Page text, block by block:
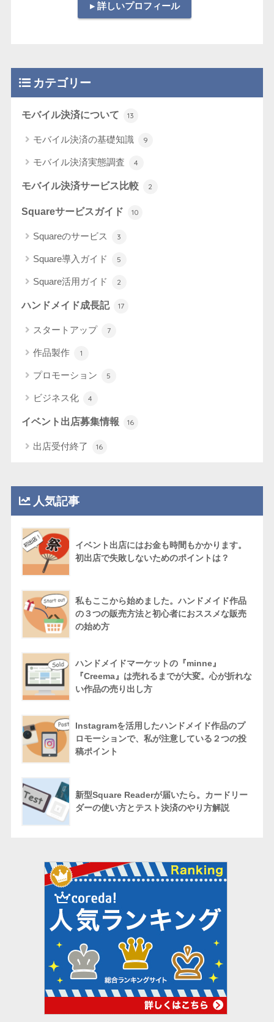
▸ 詳しいプロフィール
カテゴリー
モバイル決済について 13
モバイル決済の基礎知識 9
モバイル決済実態調査 4
モバイル決済サービス比較 2
Squareサービスガイド 10
Squareのサービス 3
Square導入ガイド 5
Square活用ガイド 2
ハンドメイド成長記 17
スタートアップ 7
作品製作 1
プロモーション 5
ビジネス化 4
イベント出店募集情報 16
出店受付終了 16
人気記事
イベント出店にはお金も時間もかかります。
初出店で失敗しないためのポイントは？
私もここから始めました。ハンドメイド作品
の３つの販売方法と初心者におススメな販売
の始め方
ハンドメイドマーケットの『minne』
『Creema』は売れるまでが大変。心が折れな
い作品の売り出し方
Instagramを活用したハンドメイド作品のプ
ロモーションで、私が注意している２つの投
稿ポイント
新型Square Readerが届いたら。カードリー
ダーの使い方とテスト決済のやり方解説